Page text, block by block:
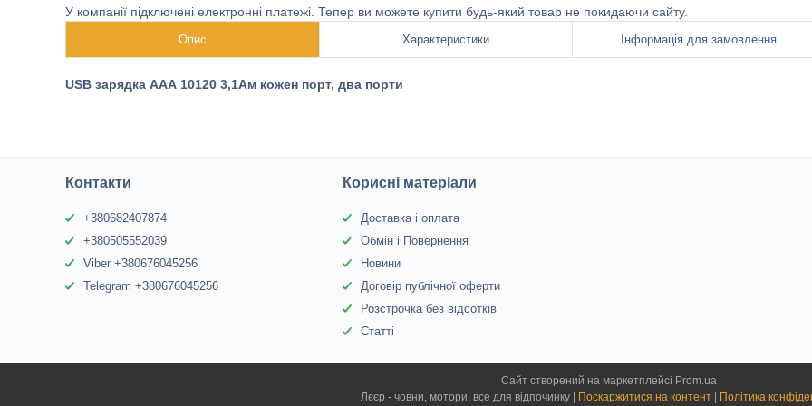
У компанії підключені електронні платежі. Тепер ви можете купити будь-який товар не покидаючи сайту.
Опис Характеристики Інформація для замовлення
USB зарядка ААА 10120 3,1Ам кожен порт, два порти
Контакти
+380682407874
+380505552039
Viber +380676045256
Telegram +380676045256
Корисні матеріали
Доставка і оплата
Обмін і Повернення
Новини
Договір публічної оферти
Розстрочка без відсотків
Статті
Сайт створений на маркетплейсі Prom.ua
Поскаржитися на контент Політика